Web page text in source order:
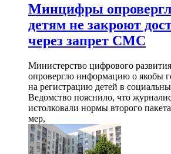
Минцифры
детям не закроют
через запрет СМС
Министерство цифрового
опровергло информацию о якобы
на регистрацию детей в
Ведомство пояснило, что
истолковали нормы второго
мер,